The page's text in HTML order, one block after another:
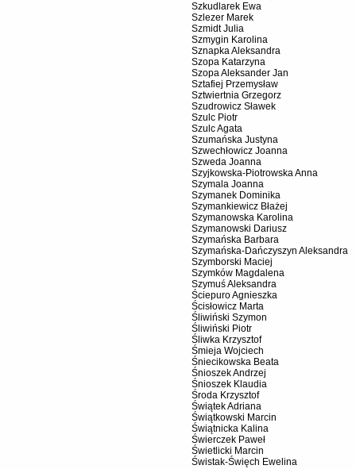
Szkudlarek Ewa
Szlezer Marek
Szmidt Julia
Szmygin Karolina
Sznapka Aleksandra
Szopa Katarzyna
Szopa Aleksander Jan
Sztafiej Przemysław
Sztwiertnia Grzegorz
Szudrowicz Sławek
Szulc Piotr
Szulc Agata
Szumańska Justyna
Szwechłowicz Joanna
Szweda Joanna
Szyjkowska-Piotrowska Anna
Szymala Joanna
Szymanek Dominika
Szymankiewicz Błażej
Szymanowska Karolina
Szymanowski Dariusz
Szymańska Barbara
Szymańska-Dańczyszyn Aleksandra
Szymborski Maciej
Szymków Magdalena
Szymuś Aleksandra
Ściepuro Agnieszka
Ścisłowicz Marta
Śliwiński Szymon
Śliwiński Piotr
Śliwka Krzysztof
Śmieja Wojciech
Śniecikowska Beata
Śnioszek Andrzej
Śnioszek Klaudia
Środa Krzysztof
Świątek Adriana
Świątkowski Marcin
Świątnicka Kalina
Świerczek Paweł
Świetlicki Marcin
Świstak-Święch Ewelina